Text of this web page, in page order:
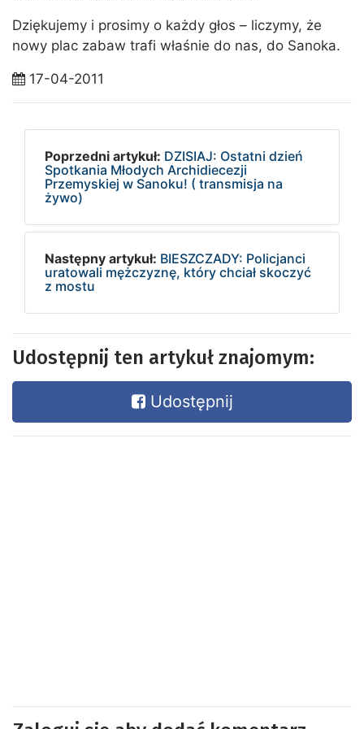
Dziękujemy i prosimy o każdy głos – liczymy, że
nowy plac zabaw trafi właśnie do nas, do Sanoka.
17-04-2011
Poprzedni artykuł: DZISIAJ: Ostatni dzień
Spotkania Młodych Archidiecezji
Przemyskiej w Sanoku! ( transmisja na
żywo)
Następny artykuł: BIESZCZADY: Policjanci
uratowali mężczyznę, który chciał skoczyć
z mostu
Udostępnij ten artykuł znajomym:
Udostępnij